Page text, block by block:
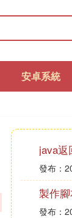
安卓系統
java返
發布：
製作
發布：